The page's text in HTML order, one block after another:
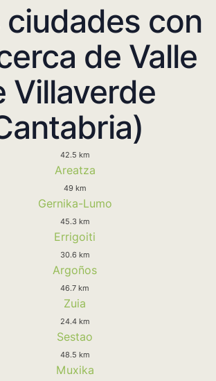
ciudades con
de Valle
Villaverde
42.5 km
Areatza
49 km
Gernika-Lumo
45.3 km
Errigoiti
30.6 km
Argoños
46.7 km
Zuia
24.4 km
Sestao
48.5 km
Muxika